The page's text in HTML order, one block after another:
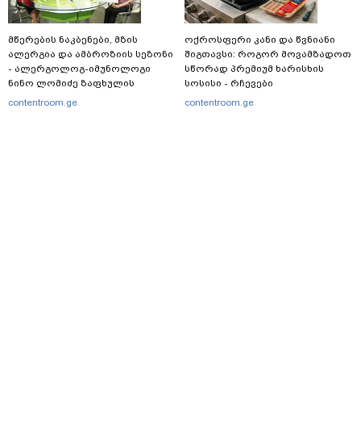
მწერების ნაკბენები, მზის
ალერგია და ამბროზიის სეზონი
- ალერგოლოგ-იმუნოლოგი
ნინო ლომიძე ზაფხულის
ალერგიებზე
contentroom.ge
ოქროსფერი კანი და წვნიანი
შიგთავსი: როგორ მოვამზადოთ
სწორად პრემიუმ ხარისხის
სოსისი - რჩევები
„შეფმაისტერის“
contentroom.ge